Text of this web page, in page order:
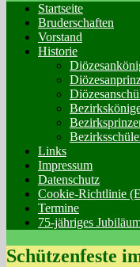
Startseite
Bruderschaften
Vorstand
Historie
Links
Impressum
Datenschutz
Cookie-Richtlinie
Termine
75-jähriges
Schützenfeste